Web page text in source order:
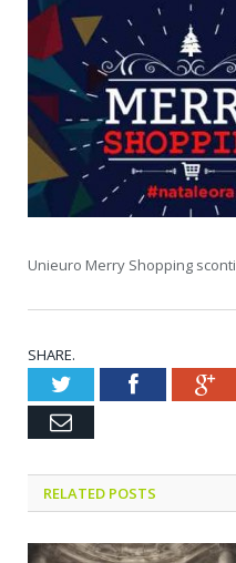
Unieuro Merry Shopping
SHARE.
TwitterFacebook
Email
RELATED POSTS